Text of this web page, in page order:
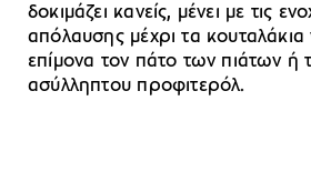
δοκιμάζει κανείς, μένει με τις
απόλαυσης μέχρι τα κουταλάκια
επίμονα τον πάτο των πιάτων ή
ασύλληπτου προφιτερόλ.